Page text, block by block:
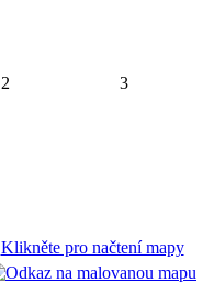
2 3
Klikněte pro načtení mapy